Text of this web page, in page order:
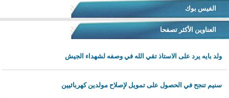
الفيس بوك
العناوين الأكثر تصفحا
ولد بايه يرد على الاستاذ تقي الله في وصفه لشهداء الجيش
سنيم تنجح في الحصول على تمويل لإصلاح مولدين كهربائيين